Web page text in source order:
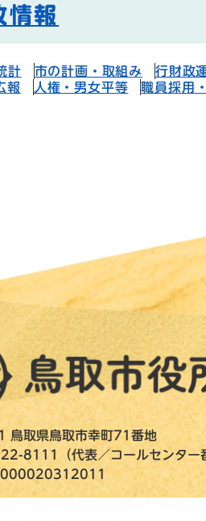
情報
計 市の計画・取組み 行財政
報 人権・男女平等 職員採用
鳥取県鳥取市幸町71番地
8111（代表／コールセンター